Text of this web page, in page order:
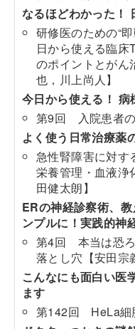
なるほどわかった！
研修医のための“
日から使える臨
のポイントとがん
也，川上尚人】
今日から使える！ 病
第9回 入院患者
よく使う日常治療薬
急性腎障害に対す
栄養管理・血液浄
田健太朗】
ERの神経診察術、
ンプルに！実践的神
第4回 本当は恐
落とし穴【安田宗
こんなにも面白い医
ます
第142回 HeLa細